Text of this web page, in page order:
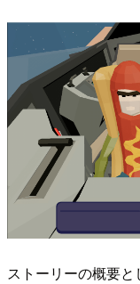
ストーリーの概要と